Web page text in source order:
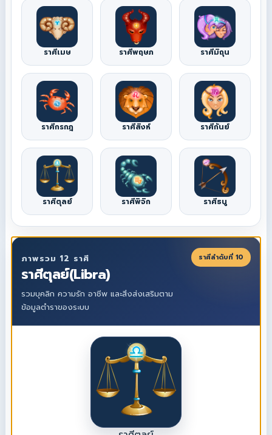
ราศีเมษ ราศีพฤษภ ราศีมิถุน
ราศีกรกฎ ราศีสิงห์ ราศีกันย์
ราศีตุลย์ ราศีพิจิก ราศีธนู
ภาพรวม 12 ราศี
ราศีตุลย์(Libra)
รวมบุคลิก ความรัก อาชีพ และสิ่งส่งเสริมตาม
ข้อมูลตำราของระบบ
ราศีลำดับที่ 10